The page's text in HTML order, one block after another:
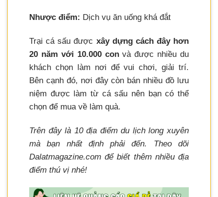
Nhược điểm: Dịch vụ ăn uống khá đắt
Trại cá sấu được xây dựng cách đây hơn
20 năm với 10.000 convà được nhiều du
khách chọn làm nơi để vui chơi, giải trí.
Bên cạnh đó, nơi đây còn bán nhiều đồ lưu
niệm được làm từ cá sấu nên bạn có thể
chọn để mua về làm quà.
Trên đây là 10 địa điểm du lịch long xuyên
mà bạn nhất định phải đến. Theo dõi
Dalatmagazine.com để biết thêm nhiều địa
điểm thú vị nhé!